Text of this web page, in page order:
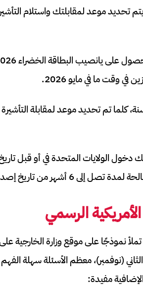
يصل إلى 14 شهرًا حتى يتم تحديد موعد لمقابلتك
كلما تم تحديد موعد لمقابلة
الولايات المتحدة في أو قبل
6 أشهر من تاريخ إصدارها.
الرسمي
نموذجًا على موقع وزارة الخارجية
(نوفمبر)، معظم الأسئلة سهلة
مفيدة: